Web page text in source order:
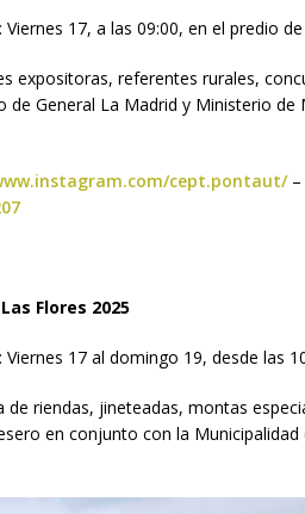
Viernes 17, a las 09:00, en el predio
expositoras, referentes rurales,
de General La Madrid y Ministerio
cept.pontaut/–
Flores 2025
Viernes 17 al domingo 19, desde las
de riendas, jineteadas, montas
en conjunto con la